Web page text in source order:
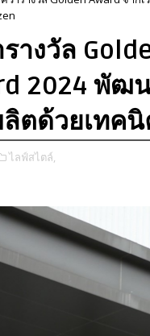
างวัล
2024 พัฒ
ตด้วยเทค
ไลฟ์สไตล์,